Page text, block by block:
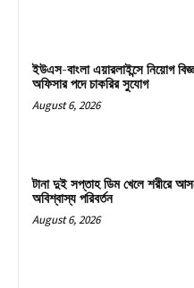
ইউএস-বাংলা এয়ারলাইন্সে নিয়োগ
অফিসার পদে চাকরির সুযোগ
August 6, 2026
টানা দুই সপ্তাহ ডিম খেলে শরীরে
অবিশ্বাস্য পরিবর্তন
August 6, 2026